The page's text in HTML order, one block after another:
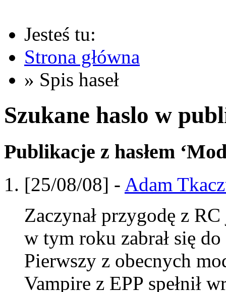
Jesteś tu:
Strona główna
» Spis haseł
Szukane haslo w
Publikacje z hasłem
[25/08/08] - Adam
Zaczynał przygodę z
w tym roku zabrał się
Pierwszy z obecnych
Vampire z EPP spełnił